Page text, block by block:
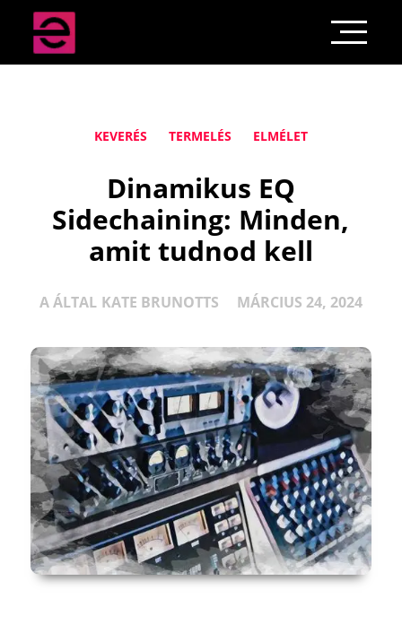
KEVERÉS TERMELÉS ELMÉLET
Dinamikus EQ
Sidechaining: Minden,
amit tudnod kell
A ÁLTAL KATE BRUNOTTS MÁRCIUS 24, 2024